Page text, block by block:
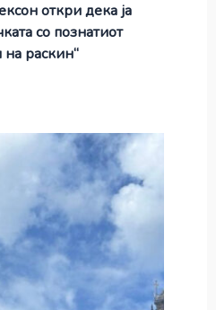
откри дека ја
со познатиот
на раскин“